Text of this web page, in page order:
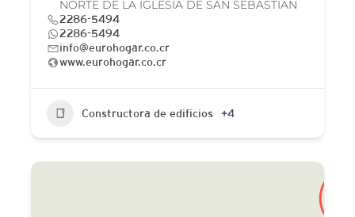
NORTE DE LA IGLESIA DE SAN SEBASTIAN
2286-5494
2286-5494
info@eurohogar.co.cr
www.eurohogar.co.cr
Constructora de edificios +4